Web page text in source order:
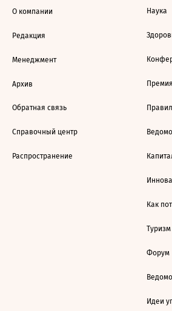
О компании
Редакция
Менеджмент
Архив
Обратная связь
Справочный центр
Распространение
Наука
Как
Туризм
Форум
Идеи